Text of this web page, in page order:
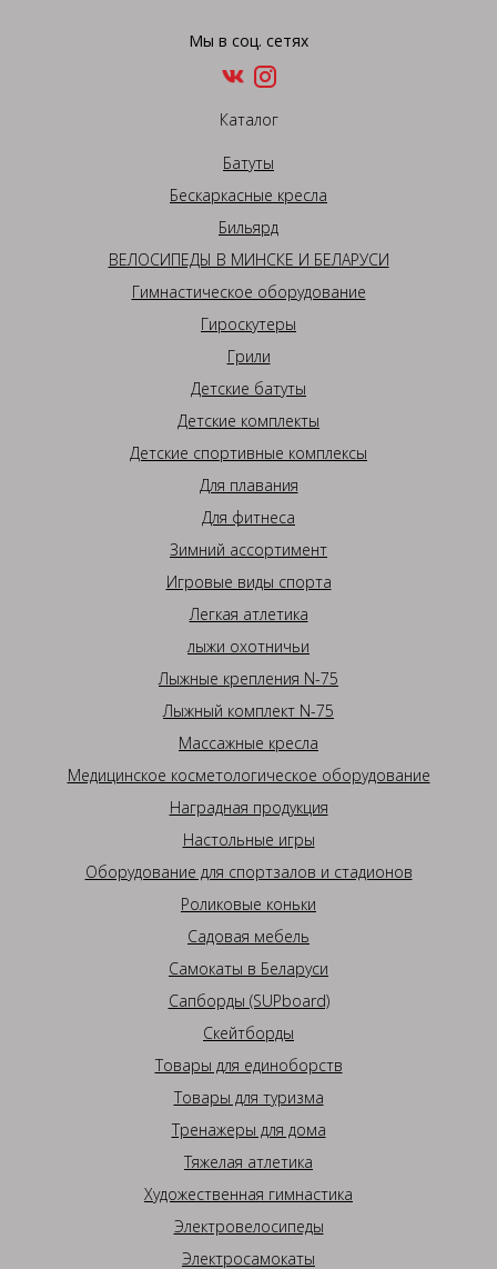
Мы в соц. сетях
Каталог
Батуты
Бескаркасные кресла
Бильярд
ВЕЛОСИПЕДЫ В МИНСКЕ И БЕЛАРУСИ
Гимнастическое оборудование
Гироскутеры
Грили
Детские батуты
Детские комплекты
Детские спортивные комплексы
Для плавания
Для фитнеса
Зимний ассортимент
Игровые виды спорта
Легкая атлетика
лыжи охотничьи
Лыжные крепления N-75
Лыжный комплект N-75
Массажные кресла
Медицинское косметологическое оборудование
Наградная продукция
Настольные игры
Оборудование для спортзалов и стадионов
Роликовые коньки
Садовая мебель
Самокаты в Беларуси
Сапборды (SUPboard)
Скейтборды
Товары для единоборств
Товары для туризма
Тренажеры для дома
Тяжелая атлетика
Художественная гимнастика
Электровелосипеды
Электросамокаты